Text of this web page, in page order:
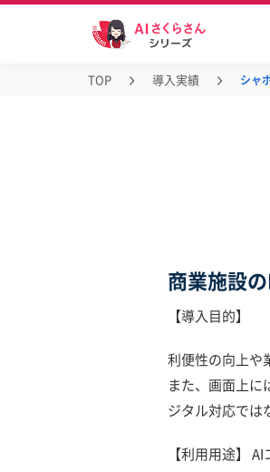
TOP 導入実績 シャ
商業施設
【導入目的】
利便性の向上や
また、画面上に
ジタル対応では
【利用用途】